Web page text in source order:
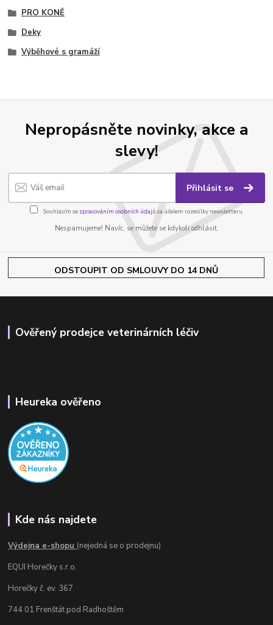
PRO KONĚ
Deky
Výběhové s gramáží
Nepropásněte novinky, akce a
slevy!
Přihlásit se
Souhlasím se zpracováním osobních údajůza účelem rozesílky newsletteru.
Nespamujeme! Navíc, se můžete se kdykoli odhlásit.
ODSTOUPIT OD SMLOUVY DO 14 DNŮ
Ověřený prodejce veterinárních léčiv
Heureka ověřeno
Kde nás najdete
Výdejna e-shopu (nejedná se o prodejnu)
EQUI Horečky s.r.o.
Horečky č. ev. 367
744 01 Frenštát pod Radhoštěm